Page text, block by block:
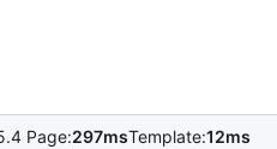
Page:297msTemplate:12ms